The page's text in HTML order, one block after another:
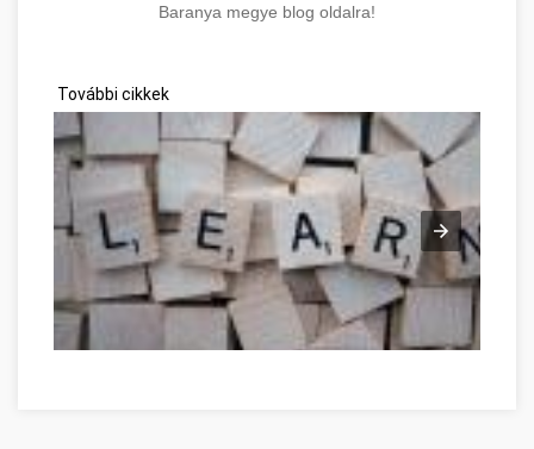
Baranya megye blog oldalra!
További cikkek